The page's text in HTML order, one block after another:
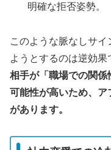
明確な拒否姿勢。
このような脈なしサ
ようとするのは逆効果
相手が「職場での関
可能性が高いため、
があります。